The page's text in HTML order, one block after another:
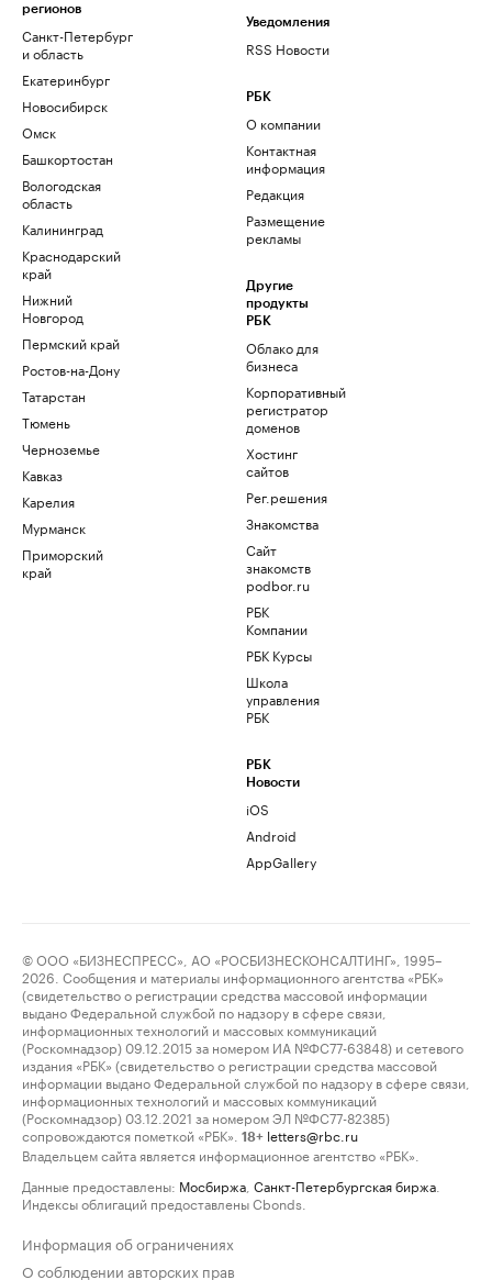
регионов
Санкт-Петербург
и область
Екатеринбург
Новосибирск
Омск
Башкортостан
Вологодская
область
Калининград
Краснодарский
край
Нижний
Новгород
Пермский край
Ростов-на-Дону
Татарстан
Тюмень
Черноземье
Кавказ
Карелия
Мурманск
Приморский
край
Уведомления
RSS Новости
РБК
О компании
Контактная
информация
Редакция
Размещение
рекламы
Другие
продукты
РБК
Облако для
бизнеса
Корпоративный
регистратор
доменов
Хостинг
сайтов
Рег.решения
Знакомства
Сайт
знакомств
podbor.ru
РБК
Компании
РБК Курсы
Школа
управления
РБК
РБК
Новости
iOS
Android
AppGallery
© ООО «БИЗНЕСПРЕСС», АО «РОСБИЗНЕСКОНСАЛТИНГ», 1995–
2026. Сообщения и материалы информационного агентства «РБК»
(свидетельство о регистрации средства массовой информации
выдано Федеральной службой по надзору в сфере связи,
информационных технологий и массовых коммуникаций
(Роскомнадзор) 09.12.2015 за номером ИА №ФС77-63848) и сетевого
издания «РБК» (свидетельство о регистрации средства массовой
информации выдано Федеральной службой по надзору в сфере связи,
информационных технологий и массовых коммуникаций
(Роскомнадзор) 03.12.2021 за номером ЭЛ №ФС77-82385)
сопровождаются пометкой «РБК».
18+ letters@rbc.ru
Владельцем сайта является информационное агентство «РБК».
Данные предоставлены: Мосбиржа Санкт-Петербургская биржа
Индексы облигаций предоставлены Cbonds.
Информация об ограничениях
О соблюдении авторских прав